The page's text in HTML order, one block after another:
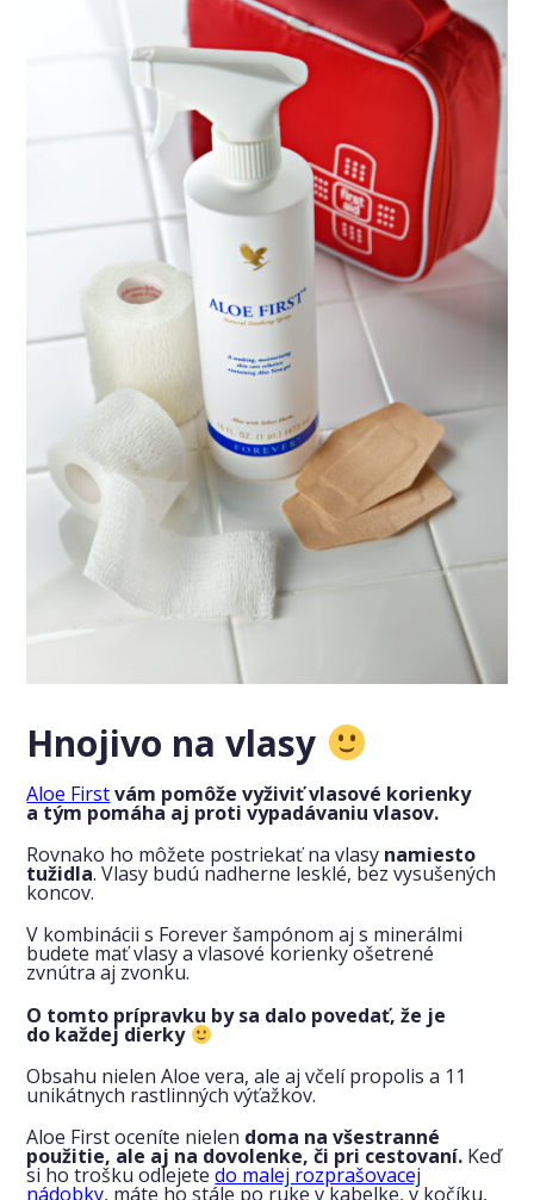
Hnojivo na vlasy
Aloe First vám pomôže vyživiť vlasové korienky
a tým pomáha aj proti vypadávaniu vlasov.
Rovnako ho môžete postriekať na vlasy namiesto
tužidla. Vlasy budú nadherne lesklé, bez vysušených
koncov.
V kombinácii s Forever šampónom aj s minerálmi
budete mať vlasy a vlasové korienky ošetrené
zvnútra aj zvonku.
O tomto prípravku by sa dalo povedať, že je
do každej dierky
Obsahu nielen Aloe vera, ale aj včelí propolis a 11
unikátnych rastlinných výťažkov.
Aloe First oceníte nielen doma na všestranné
použitie, ale aj na dovolenke, či pri cestovaní. Keď
si ho trošku odlejetedo malej rozprašovacej
nádobky, máte ho stále po ruke v kabelke, v kočíku,